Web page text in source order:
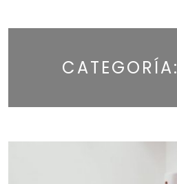
CATEGORÍA: